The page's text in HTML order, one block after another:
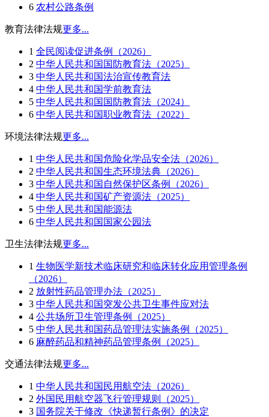
6 农村公路条例
教育法律法规更多...
1 全民阅读促进条例（2026）
2 中华人民共和国国防教育法（2025）
3 中华人民共和国法治宣传教育法
4 中华人民共和国学前教育法
5 中华人民共和国国防教育法（2024）
6 中华人民共和国职业教育法（2022）
环境法律法规更多...
1 中华人民共和国危险化学品安全法（2026）
2 中华人民共和国生态环境法典（2026）
3 中华人民共和国自然保护区条例（2026）
4 中华人民共和国矿产资源法（2025）
5 中华人民共和国能源法
6 中华人民共和国国家公园法
卫生法律法规更多...
1 生物医学新技术临床研究和临床转化应用管理条例
（2026）
2 放射性药品管理办法（2025）
3 中华人民共和国突发公共卫生事件应对法
4 公共场所卫生管理条例（2025）
5 中华人民共和国药品管理法实施条例（2025）
6 麻醉药品和精神药品管理条例（2025）
交通法律法规更多...
1 中华人民共和国民用航空法（2026）
2 外国民用航空器飞行管理规则（2025）
3 国务院关于修改《快递暂行条例》的决定